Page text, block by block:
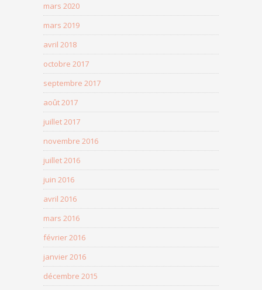
mars 2020
mars 2019
avril 2018
octobre 2017
septembre 2017
août 2017
juillet 2017
novembre 2016
juillet 2016
juin 2016
avril 2016
mars 2016
février 2016
janvier 2016
décembre 2015